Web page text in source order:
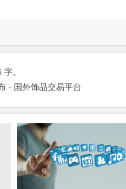
。
- 国外饰品交易平台